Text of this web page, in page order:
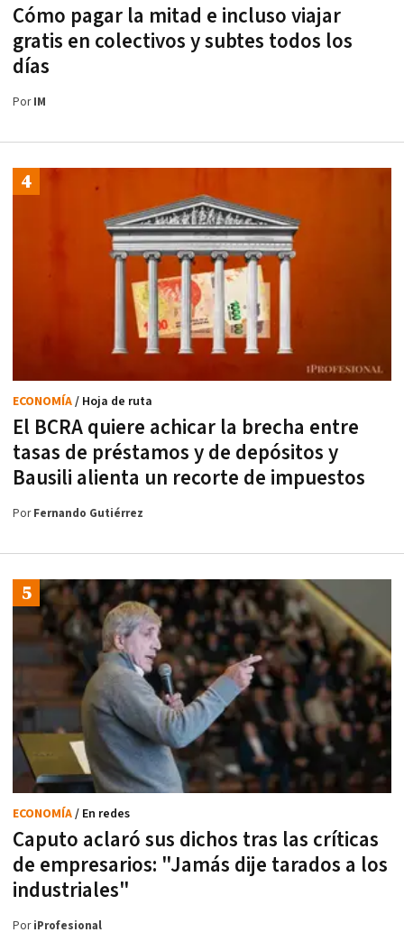
Cómo pagar la mitad e incluso viajar
gratis en colectivos y subtes todos los
días
PorIM
El BCRA quiere achicar la brecha entre
tasas de préstamos y de depósitos y
Bausili alienta un recorte de impuestos
ECONOMÍA/ Hoja de ruta
PorFernando Gutiérrez
Caputo aclaró sus dichos tras las críticas
de empresarios: "Jamás dije tarados a los
industriales"
ECONOMÍA/ En redes
PoriProfesional